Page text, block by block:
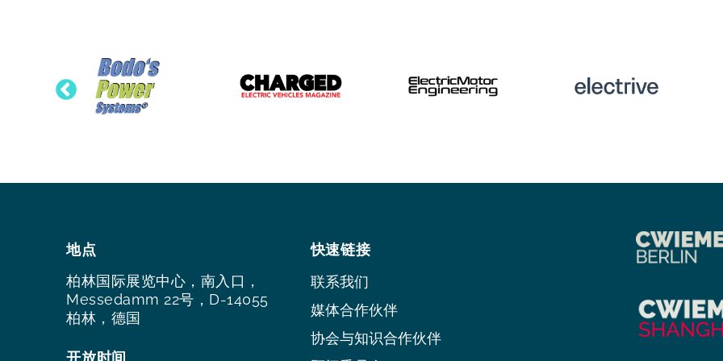
地点
柏林国际展览中心，南入口，
Messedamm 22号，D-14055
柏林，德国
开放时间
快速链接
联系我们
媒体合作伙伴
协会与知识合作伙伴